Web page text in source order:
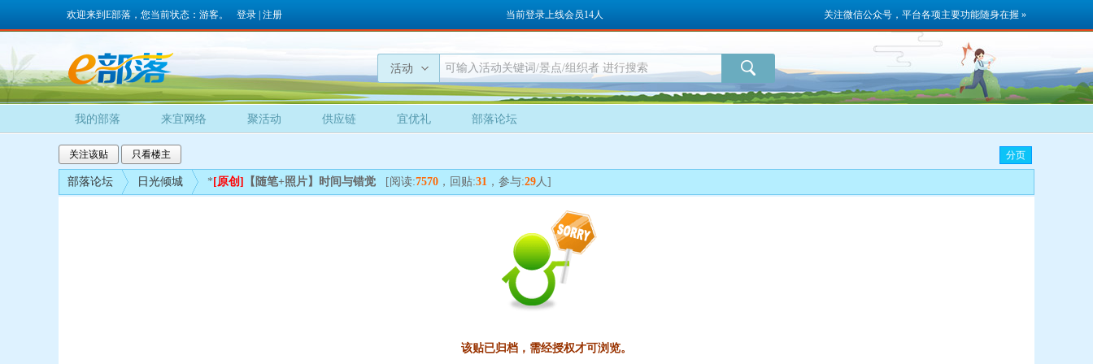
关注微信公众号，平台各项主要功能随身在握 »
欢迎来到E部落，您当前状态：游客。 登录 注册 当前登录上线会员14人
活动
我的部落 来宜网络 聚活动 供应链 宜优礼 部落论坛
关注该贴 只看楼主 分页
部落论坛 日光倾城 * [原创] 【随笔+照片】时间与错觉 [阅读:7570 ，回贴:31 ，参与:29人]
该贴已归档，需经授权才可浏览。